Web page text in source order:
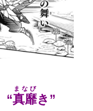
“真靡
まなび
き”